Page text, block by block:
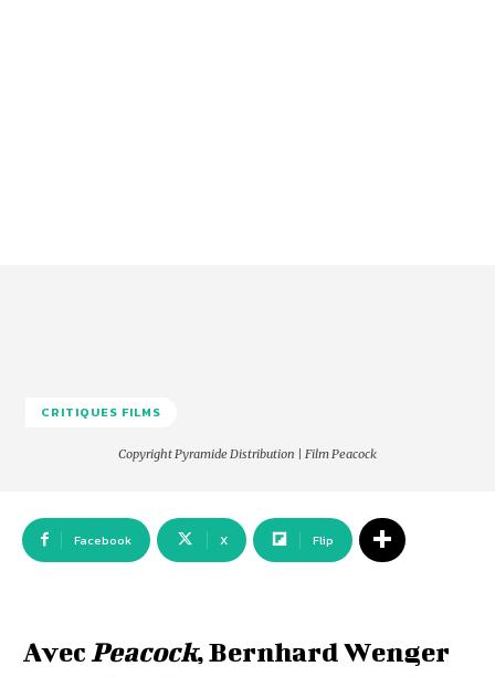
CRITIQUES FILMS
Copyright Pyramide Distribution | Film Peacock
Facebook X Flip
Avec Peacock, Bernhard Wenger